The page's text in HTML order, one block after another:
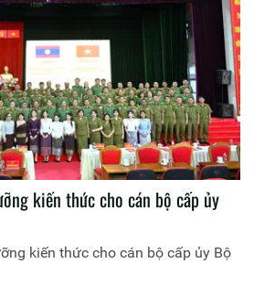
kiến thức cho cán bộ cấp ủy
kiến thức cho cán bộ cấp ủy Bộ